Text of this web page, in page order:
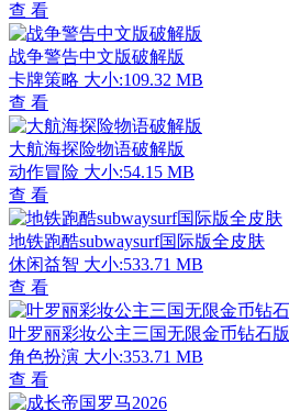
查 看
战争警告中文版破解版
卡牌策略 大小:109.32 MB
查 看
大航海探险物语破解版
动作冒险 大小:54.15 MB
查 看
地铁跑酷subwaysurf国际版全皮肤
休闲益智 大小:533.71 MB
查 看
叶罗丽彩妆公主三国无限金币钻石版
角色扮演 大小:353.71 MB
查 看